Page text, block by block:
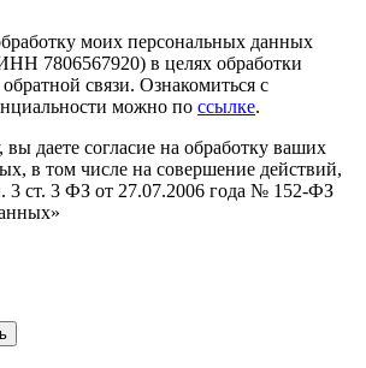
моих персональных данных
7806567920) в целях обработки
связи. Ознакомиться с
можно по ссылке.
даете согласие на обработку ваших
в том числе на совершение действий,
3 ст. 3 ФЗ от 27.07.2006 года № 152-ФЗ